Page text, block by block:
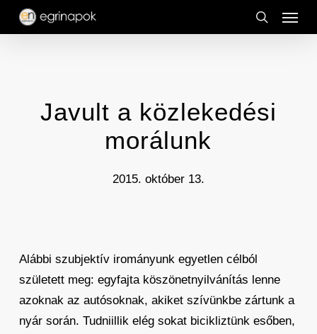
Skip
search
Menu
Javult a közlekedési
morálunk
2015. október 13.
Alábbi szubjektív irományunk egyetlen célból
született meg: egyfajta köszönetnyilvánítás lenne
azoknak az autósoknak, akiket szívünkbe zártunk a
nyár során. Tudniillik elég sokat bicikliztünk esőben,